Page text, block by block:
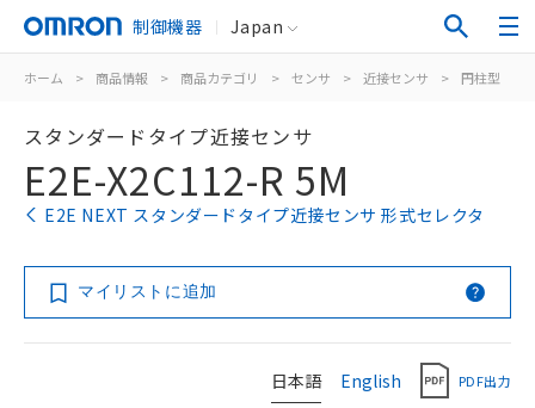
制御機器 Japan
ホーム > 商品情報 > 商品カテゴリ > センサ > 近接センサ > 円柱型
スタンダードタイプ近接センサ
E2E-X2C112-R 5M
E2E NEXT スタンダードタイプ近接センサ 形式セレクタ
マイリストに追加
日本語 English PDF出力